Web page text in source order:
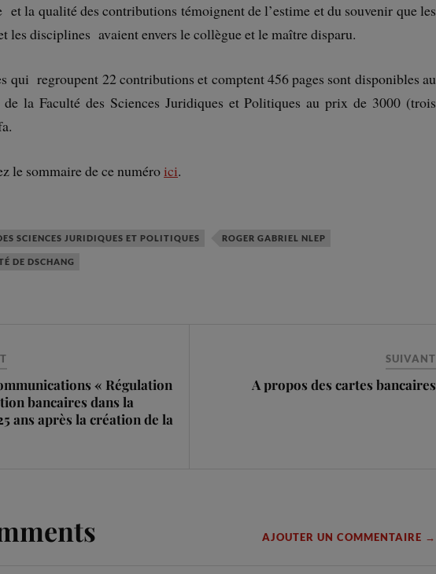
et la qualité des contributions témoignent de l’estime et du souvenir que les
les disciplines avaient envers le collègue et le maître disparu.
qui regroupent 22 contributions et comptent 456 pages sont disponibles au
de la Faculté des Sciences Juridiques et Politiques au prix de 3000 (trois
le sommaire de ce numéro ici.
SCIENCES JURIDIQUES ET POLITIQUES ROGER GABRIEL NLEP
DE DSCHANG
« Régulation
bancaires dans la
ans après la création de la
SUIVANT
A propos des cartes bancaires
AJOUTER UN COMMENTAIRE →